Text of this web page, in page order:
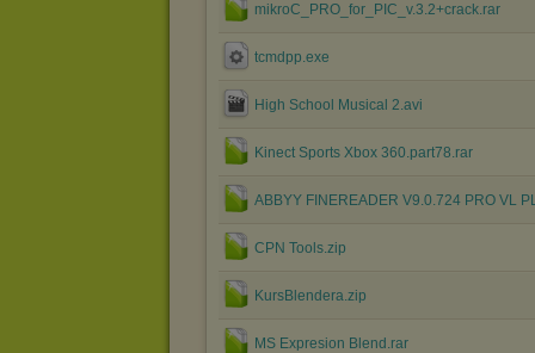
mikroC_PRO_for_PIC_v.3.2+crack.rar
tcmdpp.exe
High School Musical 2.avi
Kinect Sports Xbox 360.part78.rar
ABBYY FINEREADER V9.0.724 PRO VL
CPN Tools.zip
KursBlendera.zip
MS Expresion Blend.rar